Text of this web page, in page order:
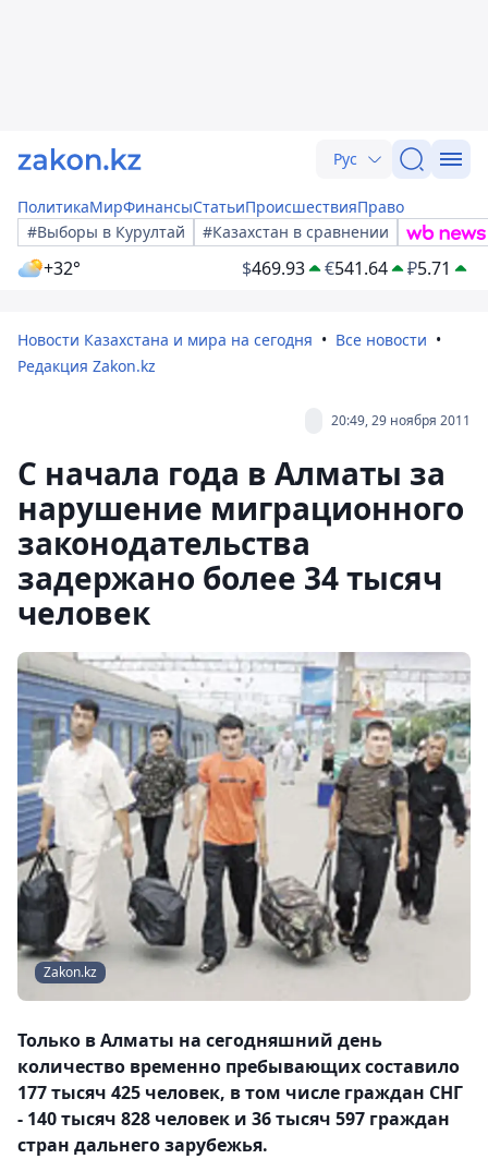
Рус
ПолитикаМирФинансыСтатьиПроисшествияПраво
#Выборы в Курултай
#Казахстан в сравнении
+32° $469.93 €541.64 ₽5.71
Новости Казахстана и мира на сегодня
Все новости
Редакция Zakon.kz
20:49, 29 ноября 2011
С начала года в Алматы за
нарушение миграционного
законодательства
задержано более 34 тысяч
человек
Zakon.kz
Только в Алматы на сегодняшний день
количество временно пребывающих составило
177 тысяч 425 человек, в том числе граждан СНГ
- 140 тысяч 828 человек и 36 тысяч 597 граждан
стран дальнего зарубежья.